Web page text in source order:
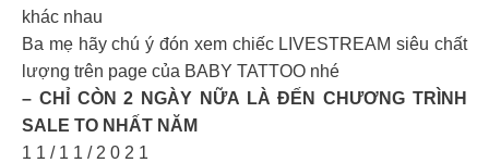
khác nhau
Ba mẹ hãy chú ý đón xem chiếc LIVESTREAM siêu chất
lượng trên page của BABY TATTOO nhé
– CHỈ CÒN 2 NGÀY NỮA LÀ ĐẾN CHƯƠNG TRÌNH
SALE TO NHẤT NĂM
1 1 / 1 1 / 2 0 2 1